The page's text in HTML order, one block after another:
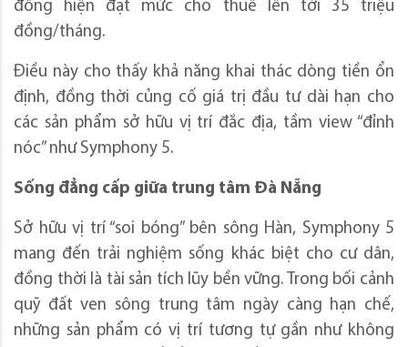
đồng hiện đạt mức cho thuê lên tới 35 triệu
đồng/tháng.
Điều này cho thấy khả năng khai thác dòng tiền ổn
định, đồng thời củng cố giá trị đầu tư dài hạn cho
các sản phẩm sở hữu vị trí đắc địa, tầm view “đỉnh
nóc” như Symphony 5.
Sống đẳng cấp giữa trung tâm Đà Nẵng
Sở hữu vị trí “soi bóng” bên sông Hàn, Symphony 5
mang đến trải nghiệm sống khác biệt cho cư dân,
đồng thời là tài sản tích lũy bền vững. Trong bối cảnh
quỹ đất ven sông trung tâm ngày càng hạn chế,
những sản phẩm có vị trí tương tự gần như không